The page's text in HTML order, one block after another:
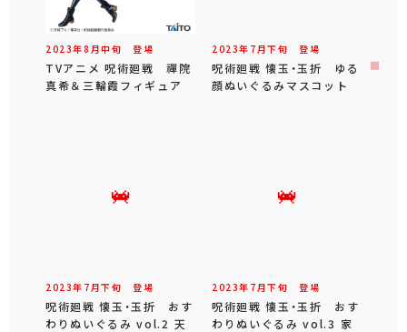
2023年8 月中旬 登場
TVアニメ 呪術廻戦 禪院
真希＆三輪霞フィギュア
2023年 7 月下旬 登場
呪術廻戦 懐玉・玉折 ゆる
顔ぬいぐるみマスコット
2023年 7 月下旬 登場
呪術廻戦 懐玉・玉折 おす
わりぬいぐるみ vol.2 天
2023年 7 月下旬 登場
呪術廻戦 懐玉・玉折 おす
わりぬいぐるみ vol.3 家